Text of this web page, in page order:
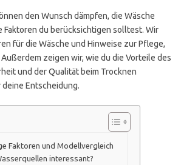
den Wunsch dämpfen, die Wäsche
du berücksichtigen solltest. Wir
für die Wäsche und Hinweise zur Pflege,
zeigen wir, wie du die Vorteile des
und der Qualität beim Trocknen
Entscheidung.
Faktoren und Modellvergleich
interessant?